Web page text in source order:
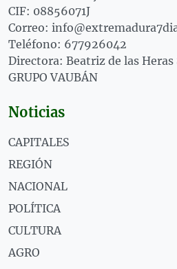
CIF: 08856071J
Correo:
Teléfono: 677926042
Directora: Beatriz de las Heras
GRUPO VAUBÁN
Noticias
CAPITALES
REGIÓN
NACIONAL
POLÍTICA
CULTURA
AGRO